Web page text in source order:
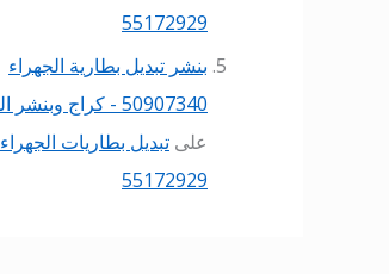
55172929
بنشر تبديل بطارية الجهراء
50907340 - كراج وبنشر الحمرا
على تبديل بطاريات الجهراء
55172929